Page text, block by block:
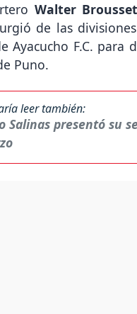
Walter Brousset
de las
F.C. para
Puno.
leer también:
Salinas presentó su